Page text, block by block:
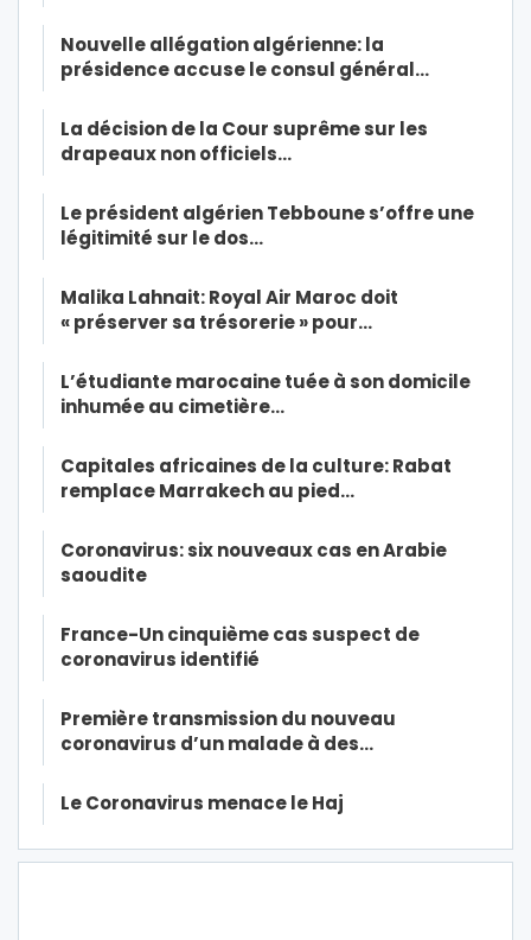
Nouvelle allégation algérienne: la
présidence accuse le consul général…
La décision de la Cour suprême sur les
drapeaux non officiels…
Le président algérien Tebboune s’offre une
légitimité sur le dos…
Malika Lahnait: Royal Air Maroc doit
« préserver sa trésorerie » pour…
L’étudiante marocaine tuée à son domicile
inhumée au cimetière…
Capitales africaines de la culture: Rabat
remplace Marrakech au pied…
Coronavirus: six nouveaux cas en Arabie
saoudite
France-Un cinquième cas suspect de
coronavirus identifié
Première transmission du nouveau
coronavirus d’un malade à des…
Le Coronavirus menace le Haj